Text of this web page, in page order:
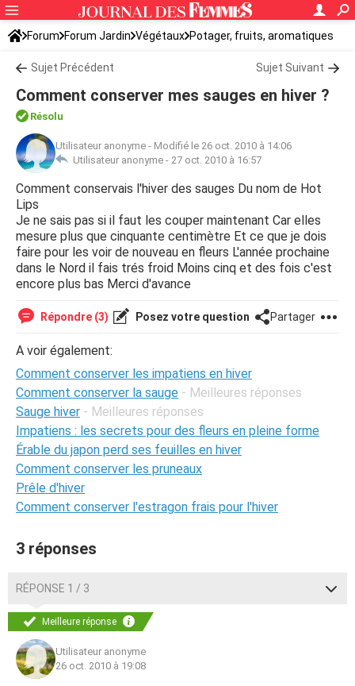
Forum Forum Jardin Végétaux Potager, fruits, aromatiques
Sujet Précédent Sujet Suivant
Comment conserver mes sauges en hiver ?
Résolu
Utilisateur anonyme - Modifié le 26 oct. 2010 à 14:06
Utilisateur anonyme - 27 oct. 2010 à 16:57
Comment conservais l'hiver des sauges Du nom de Hot
Lips
Je ne sais pas si il faut les couper maintenant Car elles
mesure plus que cinquante centimètre Et ce que je dois
faire pour les voir de nouveau en fleurs L'année prochaine
dans le Nord il fais trés froid Moins cinq et des fois c'est
encore plus bas Merci d'avance
Répondre (3) Posez votre question Partager
A voir également:
Comment conserver les impatiens en hiver
Comment conserver la sauge - Meilleures réponses
Sauge hiver - Meilleures réponses
Impatiens : les secrets pour des fleurs en pleine forme
Érable du japon perd ses feuilles en hiver
Comment conserver les pruneaux
Prêle d'hiver
Comment conserver l'estragon frais pour l'hiver
3 réponses
RÉPONSE 1 / 3
Meilleure réponse
Utilisateur anonyme
26 oct. 2010 à 19:08